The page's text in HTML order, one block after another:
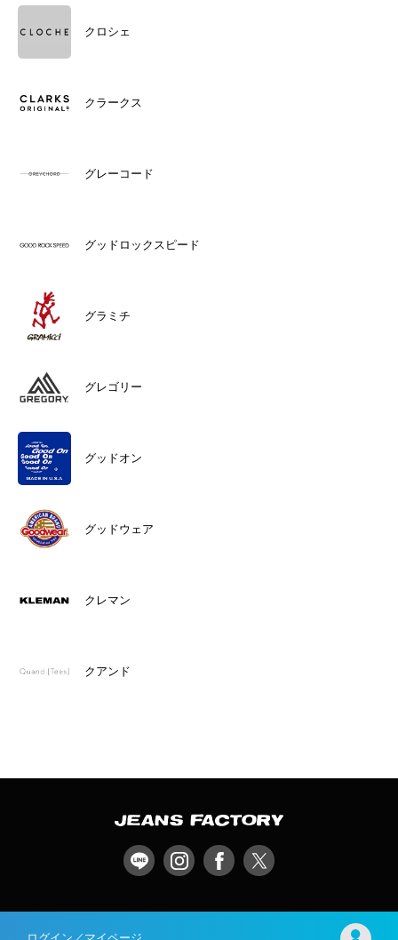
クロシェ
クラークス
グレーコード
グッドロックスピード
グラミチ
グレゴリー
グッドオン
グッドウェア
クレマン
クアンド